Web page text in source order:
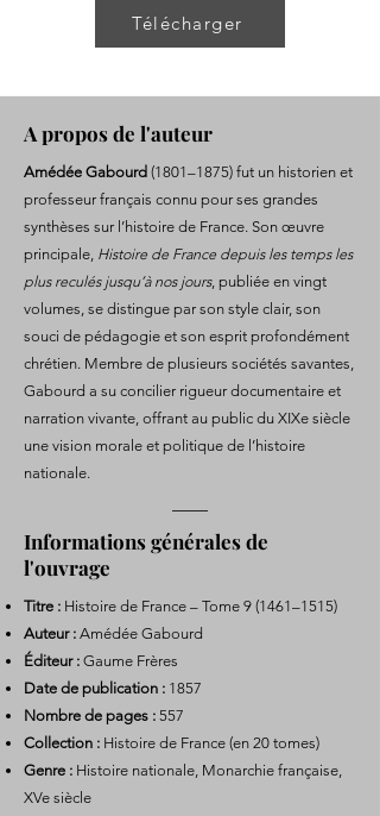
Télécharger
A propos de l'auteur
Amédée Gabourd (1801–1875) fut un historien et
professeur français connu pour ses grandes
synthèses sur l’histoire de France. Son œuvre
principale, Histoire de France depuis les temps les
plus reculés jusqu’à nos jours, publiée en vingt
volumes, se distingue par son style clair, son
souci de pédagogie et son esprit profondément
chrétien. Membre de plusieurs sociétés savantes,
Gabourd a su concilier rigueur documentaire et
narration vivante, offrant au public du XIXe siècle
une vision morale et politique de l’histoire
nationale.
Informations générales de
l'ouvrage
Titre : Histoire de France – Tome 9 (1461–1515)
Auteur : Amédée Gabourd
Éditeur : Gaume Frères
Date de publication : 1857
Nombre de pages : 557
Collection : Histoire de France (en 20 tomes)
Genre : Histoire nationale, Monarchie française,
XVe siècle